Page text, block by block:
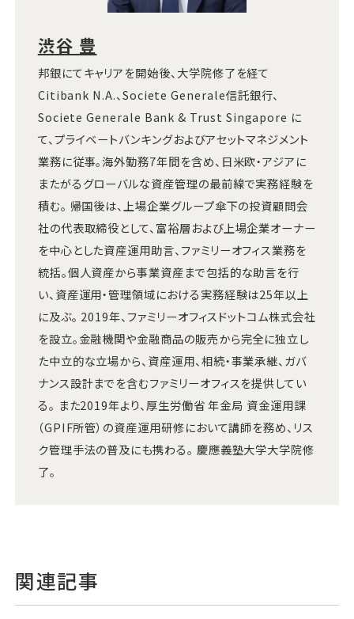
渋谷 豊
邦銀にてキャリアを開始後、大学院修了を経て
Citibank N.A.、Societe Generale信託銀行、
Societe Generale Bank & Trust Singapore に
て、プライベートバンキングおよびアセットマネジメント
業務に従事。海外勤務7年間を含め、日米欧・アジアに
またがるグローバルな資産管理の最前線で実務経験を
積む。 帰国後は、上場企業グループ傘下の投資顧問会
社の代表取締役として、富裕層および上場企業オーナー
を中心とした資産運用助言、ファミリーオフィス業務を
統括。個人資産から事業資産まで包括的な助言を行
い、資産運用・管理領域における実務経験は25年以上
に及ぶ。 2019年、ファミリーオフィスドットコム株式会社
を設立。金融機関や金融商品の販売から完全に独立し
た中立的な立場から、資産運用、相続・事業承継、ガバ
ナンス設計までを含むファミリーオフィスを提供してい
る。 また2019年より、厚生労働省 年金局 資金運用課
（GPIF所管）の資産運用研修において講師を務め、リス
ク管理手法の普及にも携わる。 慶應義塾大学大学院修
了。
関連記事